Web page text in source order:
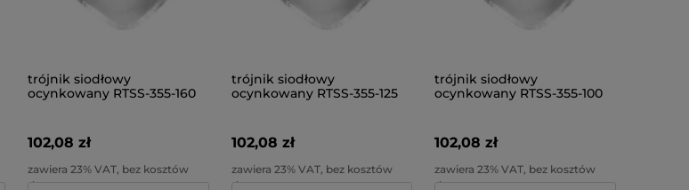
trójnik siodłowy
ocynkowany RTSS-355-160
102,08 zł
zawiera 23% VAT, bez kosztów
dostawy
trójnik siodłowy
ocynkowany RTSS-355-125
102,08 zł
zawiera 23% VAT, bez kosztów
dostawy
trójnik siodłowy
ocynkowany RTSS-355-100
102,08 zł
zawiera 23% VAT, bez kosztów
dostawy